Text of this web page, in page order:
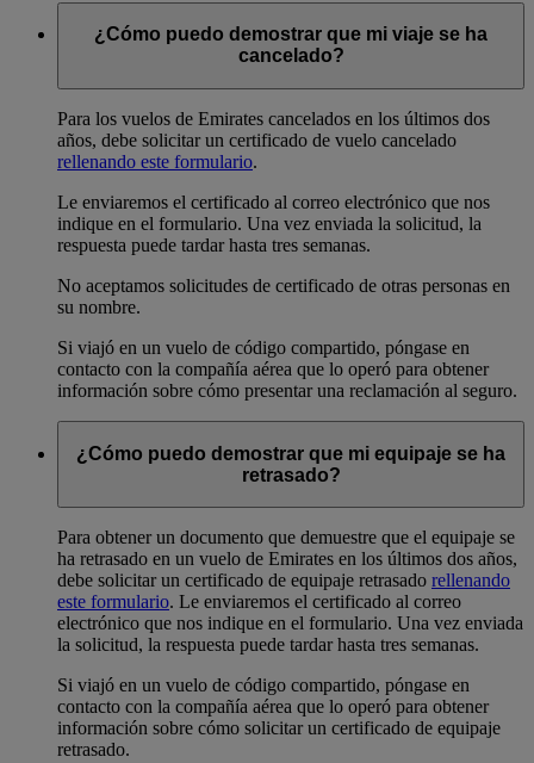
¿Cómo puedo demostrar que mi viaje se ha
cancelado?
Para los vuelos de Emirates cancelados en los últimos dos
años, debe solicitar un certificado de vuelo cancelado
rellenando este formulario.
Le enviaremos el certificado al correo electrónico que nos
indique en el formulario. Una vez enviada la solicitud, la
respuesta puede tardar hasta tres semanas.
No aceptamos solicitudes de certificado de otras personas en
su nombre.
Si viajó en un vuelo de código compartido, póngase en
contacto con la compañía aérea que lo operó para obtener
información sobre cómo presentar una reclamación al seguro.
¿Cómo puedo demostrar que mi equipaje se ha
retrasado?
Para obtener un documento que demuestre que el equipaje se
ha retrasado en un vuelo de Emirates en los últimos dos años,
debe solicitar un certificado de equipaje retrasado rellenando
este formulario. Le enviaremos el certificado al correo
electrónico que nos indique en el formulario. Una vez enviada
la solicitud, la respuesta puede tardar hasta tres semanas.
Si viajó en un vuelo de código compartido, póngase en
contacto con la compañía aérea que lo operó para obtener
información sobre cómo solicitar un certificado de equipaje
retrasado.